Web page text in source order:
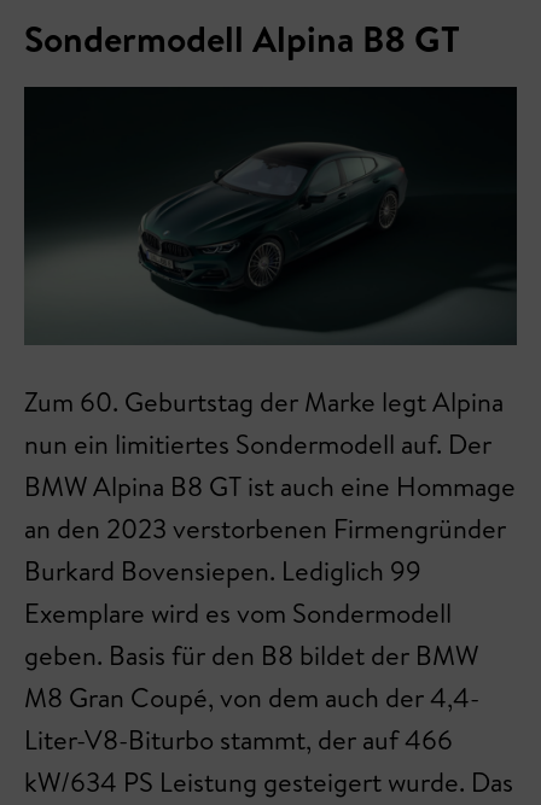
Sondermodell Alpina B8 GT
Zum 60. Geburtstag der Marke legt Alpina
nun ein limitiertes Sondermodell auf. Der
BMW Alpina B8 GT ist auch eine Hommage
an den 2023 verstorbenen Firmengründer
Burkard Bovensiepen. Lediglich 99
Exemplare wird es vom Sondermodell
geben. Basis für den B8 bildet der BMW
M8 Gran Coupé, von dem auch der 4,4-
Liter-V8-Biturbo stammt, der auf 466
kW/634 PS Leistung gesteigert wurde. Das